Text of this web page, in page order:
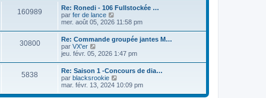
s
u
l
t
e
r
e
d
e
r
n
i
160989
Re: Ronedi - 106 Fullstockée …
par fer de lance
o
u
l
t
e
r
l
e
d
mer. août 05, 2026 11:58 pm
30800
Re: Commande groupée jantes M…
par VX'er
o
s
u
l
t
e
jeu. févr. 05, 2026 1:47 pm
5838
Re: Saison 1 -Concours de dia…
par blacksrookie
o
mar. févr. 13, 2024 10:09 pm